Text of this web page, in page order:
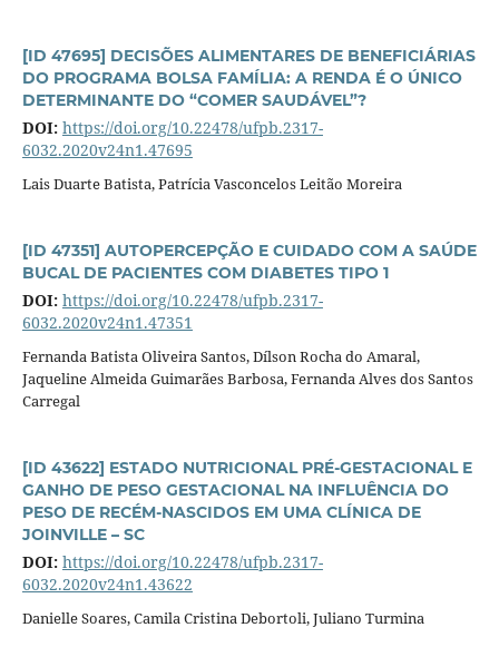
[ID 47695] DECISÕES ALIMENTARES DE BENEFICIÁRIAS
DO PROGRAMA BOLSA FAMÍLIA: A RENDA É O ÚNICO
DETERMINANTE DO “COMER SAUDÁVEL”?
DOI: https://doi.org/10.22478/ufpb.2317-
6032.2020v24n1.47695
Lais Duarte Batista, Patrícia Vasconcelos Leitão Moreira
[ID 47351] AUTOPERCEPÇÃO E CUIDADO COM A SAÚDE
BUCAL DE PACIENTES COM DIABETES TIPO 1
DOI: https://doi.org/10.22478/ufpb.2317-
6032.2020v24n1.47351
Fernanda Batista Oliveira Santos, Dílson Rocha do Amaral,
Jaqueline Almeida Guimarães Barbosa, Fernanda Alves dos Santos
Carregal
[ID 43622] ESTADO NUTRICIONAL PRÉ-GESTACIONAL E
GANHO DE PESO GESTACIONAL NA INFLUÊNCIA DO
PESO DE RECÉM-NASCIDOS EM UMA CLÍNICA DE
JOINVILLE – SC
DOI: https://doi.org/10.22478/ufpb.2317-
6032.2020v24n1.43622
Danielle Soares, Camila Cristina Debortoli, Juliano Turmina